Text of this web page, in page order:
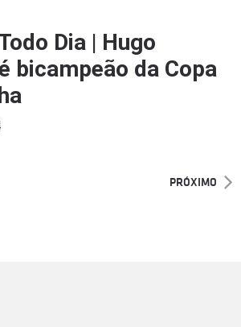
Dia | Hugo
bicampeão da Copa
PRÓXIMO